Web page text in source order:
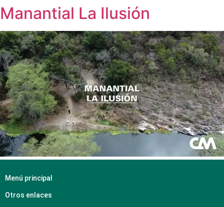
Manantial La Ilusión
Menú principal
Otros enlaces